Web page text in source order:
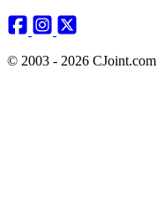
© 2003 - 2026 CJoint.com